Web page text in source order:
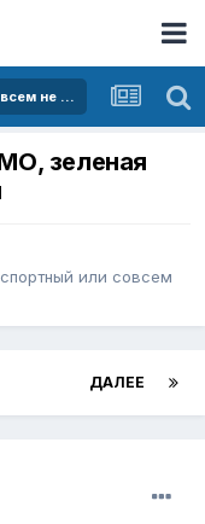
Транспортный, околотранспортный или совсем не транспортный офф
зеленая
или совсем
ДАЛЕЕ